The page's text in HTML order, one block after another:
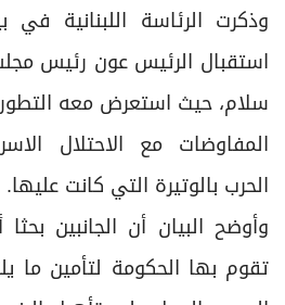
وذكرت الرئاسة اللبنانية
استقبال الرئيس عون رئيس مجلس
سلام، حيث استعرض معه
المفاوضات مع الاحتلال
الحرب بالوتيرة التي كانت عليها.
وأوضح البيان أن الجانبين
تقوم بها الحكومة لتأمين ما